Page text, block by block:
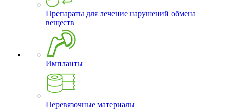
Препараты для лечение нарушений обмена
веществ
Импланты
Перевязочные материалы